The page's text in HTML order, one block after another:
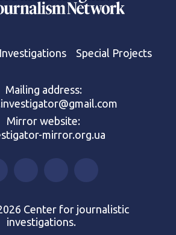
Investigations Special Projects
Mailing address:
Mirror website:
mirror.org.ua
Center for journalistic
investigations.